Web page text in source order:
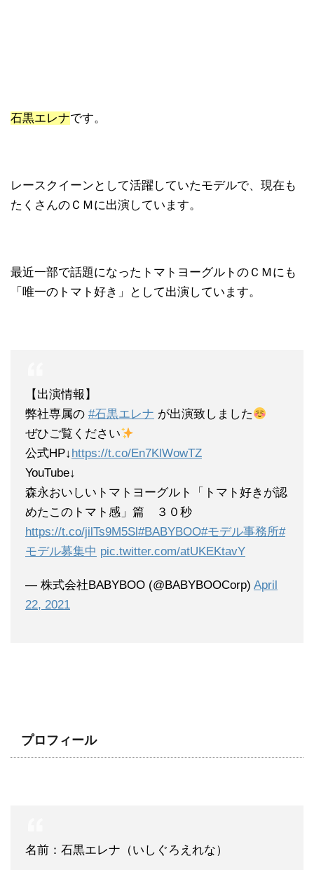
石黒エレナです。
レースクイーンとして活躍していたモデルで、現在も
たくさんのＣＭに出演しています。
最近一部で話題になったトマトヨーグルトのＣＭにも
「唯一のトマト好き」として出演しています。
【出演情報】
弊社専属の #石黒エレナ が出演致しました
ぜひご覧ください
公式HP↓ https://t.co/En7KlWowTZ
YouTube↓
森永おいしいトマトヨーグルト「トマト好きが認
めたこのトマト感」篇 ３０秒
https://t.co/jilTs9M5Sl #BABYBOO#モデル事務所#
モデル募集中 pic.twitter.com/atUKEKtavY
— 株式会社BABYBOO (@BABYBOOCorp) April
22, 2021
プロフィール
名前：石黒エレナ（いしぐろえれな）